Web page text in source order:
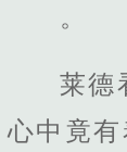
。
莱德
心中竟